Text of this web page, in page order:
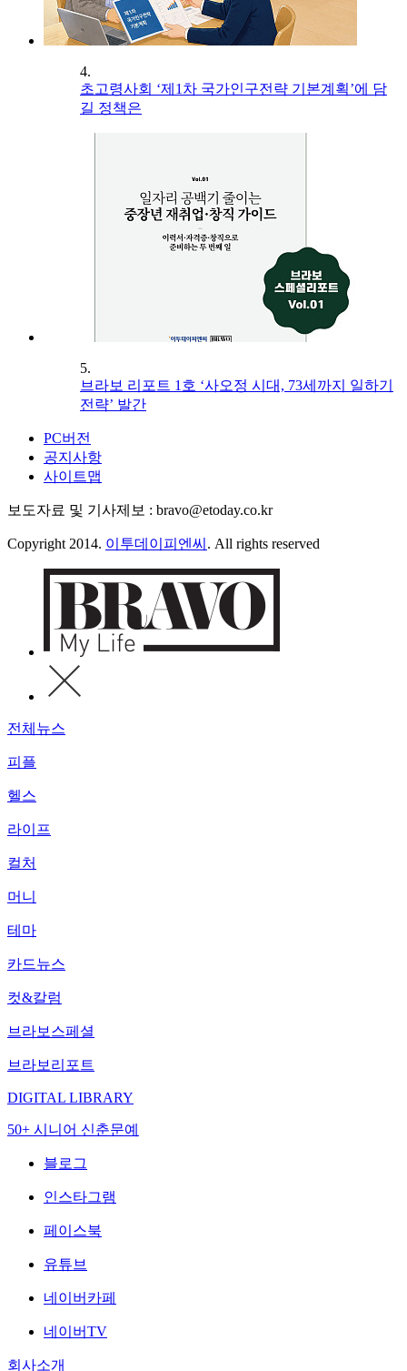
4.
초고령사회 ‘제1차 국가인구전략 기본계획’에 담
길 정책은
5.
브라보 리포트 1호 ‘사오정 시대, 73세까지 일하기
전략’ 발간
PC버전
공지사항
사이트맵
보도자료 및 기사제보 : bravo@etoday.co.kr
Copyright 2014. 이투데이피엔씨 . All rights reserved
전체뉴스
피플
헬스
라이프
컬처
머니
테마
카드뉴스
컷&칼럼
브라보스페셜
브라보리포트
DIGITAL LIBRARY
50+ 시니어 신춘문예
블로그
인스타그램
페이스북
유튜브
네이버카페
네이버TV
회사소개